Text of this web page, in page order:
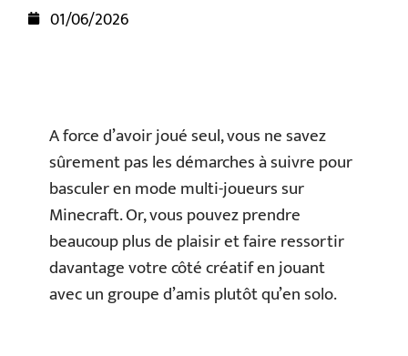
01/06/2026
A force d’avoir joué seul, vous ne savez
sûrement pas les démarches à suivre pour
basculer en mode multi-joueurs sur
Minecraft. Or, vous pouvez prendre
beaucoup plus de plaisir et faire ressortir
davantage votre côté créatif en jouant
avec un groupe d’amis plutôt qu’en solo.